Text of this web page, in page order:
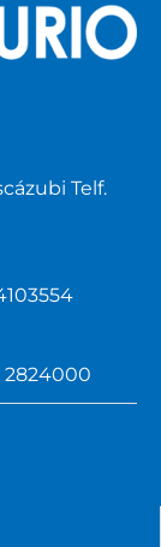
Telf.
2824000